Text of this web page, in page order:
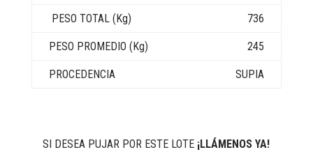
736
245
SUPIA
SI DESEA PUJAR POR ESTE LOTE ¡LLÁMENOS YA!